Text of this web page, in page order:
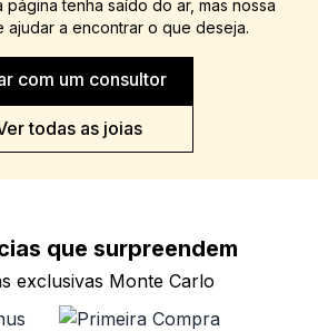
tenha saído do ar, mas nossa
a encontrar o que deseja.
com um consultor
todas as joias
que surpreendem
exclusivas Monte Carlo